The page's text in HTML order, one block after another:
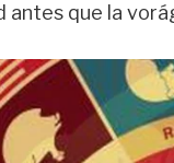
que la